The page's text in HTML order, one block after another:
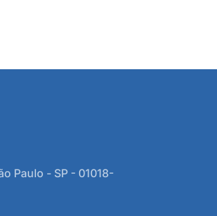
Paulo - SP - 01018-